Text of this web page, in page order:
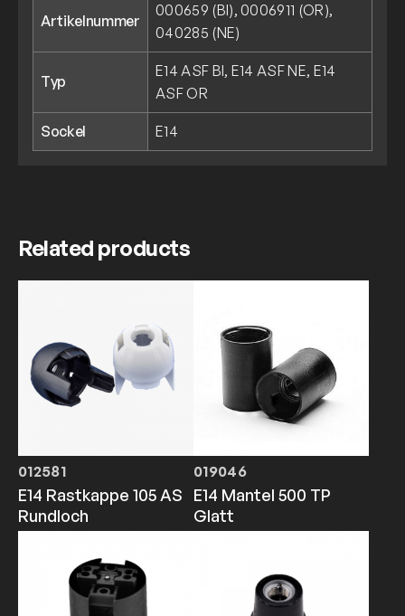
Artikelnummer
000659 (BI), 0006911 (OR),
040285 (NE)
Typ
E14 ASF BI, E14 ASF NE, E14
ASF OR
Sockel E14
Related products
012581
E14 Rastkappe 105 AS
Rundloch
019046
E14 Mantel 500 TP
Glatt